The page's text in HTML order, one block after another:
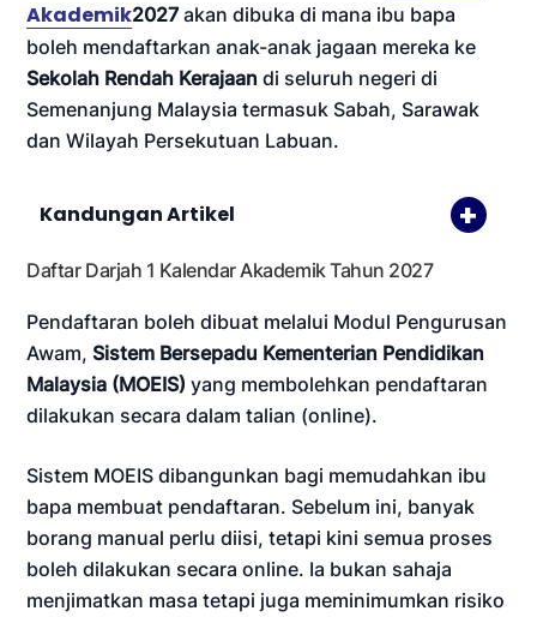
Akademik2027 akan dibuka di mana ibu bapa
boleh mendaftarkan anak-anak jagaan mereka ke
Sekolah Rendah Kerajaan di seluruh negeri di
Semenanjung Malaysia termasuk Sabah, Sarawak
dan Wilayah Persekutuan Labuan.
Kandungan Artikel
Daftar Darjah 1 Kalendar Akademik Tahun 2027
Pendaftaran boleh dibuat melalui Modul Pengurusan
Awam, Sistem Bersepadu Kementerian Pendidikan
Malaysia (MOEIS) yang membolehkan pendaftaran
dilakukan secara dalam talian (online).
Sistem MOEIS dibangunkan bagi memudahkan ibu
bapa membuat pendaftaran. Sebelum ini, banyak
borang manual perlu diisi, tetapi kini semua proses
boleh dilakukan secara online. Ia bukan sahaja
menjimatkan masa tetapi juga meminimumkan risiko